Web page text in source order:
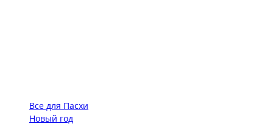
Все для Пасхи
Новый год